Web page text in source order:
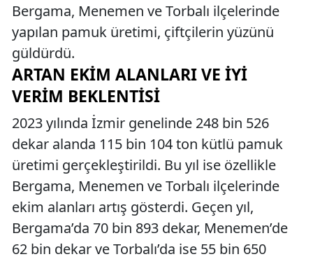
Bergama, Menemen ve Torbalı ilçelerinde
yapılan pamuk üretimi, çiftçilerin yüzünü
güldürdü.
ARTAN EKIM ALANLARI VE İYI
VERIM BEKLENTISI
2023 yılında İzmir genelinde 248 bin 526
dekar alanda 115 bin 104 ton kütlü pamuk
üretimi gerçekleştirildi. Bu yıl ise özellikle
Bergama, Menemen ve Torbalı ilçelerinde
ekim alanları artış gösterdi. Geçen yıl,
Bergama’da 70 bin 893 dekar, Menemen’de
62 bin dekar ve Torbalı’da ise 55 bin 650